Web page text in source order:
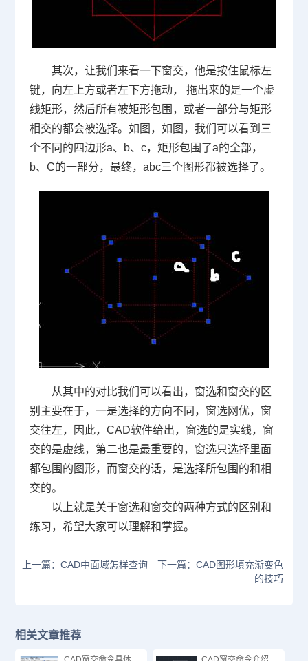
其次，让我们来看一下窗交，他是按住鼠标左
键，向左上方或者左下方拖动， 拖出来的是一个虚
线矩形，然后所有被矩形包围，或者一部分与矩形
相交的都会被选择。如图，如图，我们可以看到三
个不同的四边形a、b、c，矩形包围了a的全部，
b、C的一部分，最终，abc三个图形都被选择了。
从其中的对比我们可以看出，窗选和窗交的区
别主要在于，一是选择的方向不同，窗选网优，窗
交往左，因此， CAD软件给出，窗选的是实线，窗
交的是虚线，第二也是最重要的，窗选只选择里面
都包围的图形，而窗交的话，是选择所包围的和相
交的。
以上就是关于窗选和窗交的两种方式的区别和
练习，希望大家可以理解和掌握。
上一篇：CAD中面域怎样查询
下一篇：CAD图形填充渐变色
的技巧
相关文章推荐